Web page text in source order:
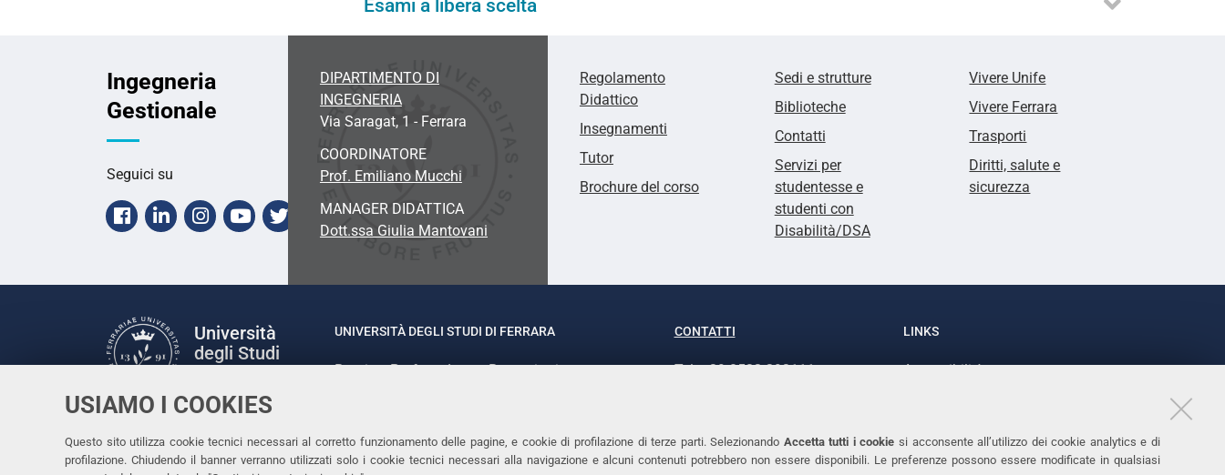
USIAMO I COOKIES
Questo sito utilizza cookie tecnici necessari al corretto funzionamento delle pagine, e cookie di profilazione di terze parti. Selezionando Accetta tutti i cookie si acconsente all’utilizzo dei cookie analytics e di
profilazione. Chiudendo il banner verranno utilizzati solo i cookie tecnici necessari alla navigazione e alcuni contenuti potrebbero non essere disponibili. Le preferenze possono essere modificate in qualsiasi
Esami a libera scelta
Ingegneria
Gestionale
Seguici su
Facebook
LinkedinInstagram
Youtube
X
DIPARTIMENTO DI
INGEGNERIA
Via Saragat, 1 - Ferrara
COORDINATORE
Prof. Emiliano Mucchi
MANAGER DIDATTICA
Dott.ssa Giulia Mantovani
Regolamento
Didattico
Insegnamenti
Tutor
Brochure del corso
Sedi e strutture
Biblioteche
Contatti
Servizi per
studentesse e
studenti con
Disabilità/DSA
Vivere Unife
Vivere Ferrara
Trasporti
Diritti, salute e
sicurezza
Università
degli Studi
Facebook
LinkedinInstagram
Youtube
UNIVERSITÀ DEGLI STUDI DI FERRARA
Rettrice: Prof.ssa Laura Ramaciotti
CONTATTI
Tel. +39 0532 293111
LINKS
Accessibilità
Cookies